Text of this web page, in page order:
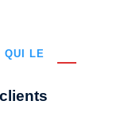
QUI LE